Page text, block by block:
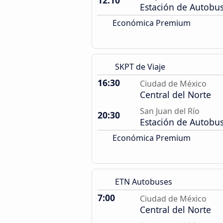
Estación de
Económica Premium
SKPT de Viaje
16:30 Ciudad de México
Central del Norte
20:30
San Juan del Río
Estación de
Económica Premium
ETN Autobuses
7:00 Ciudad de México
Central del Norte